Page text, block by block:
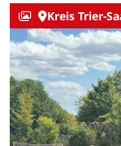
Kreis Trier-